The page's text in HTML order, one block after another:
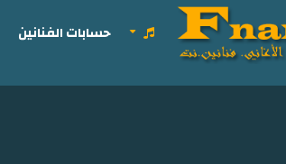
حسابات الفنانين